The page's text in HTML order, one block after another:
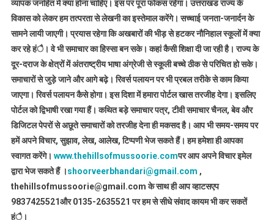
व्यापक जनहित में क्या होना चाहिए। इस पर पूरा फोकस रहेगा। उत्तराखंड राज्य के
विकास को लेकर हम तत्परता से लेखनी का इस्तेमाल करेंगे। सच्चाई जनता-जनार्दन के
सामने लायी जाएगी। प्रयास रहेगा कि अखबारों की भीड़ से हटकर नौनिहाल स्कूलों में क्या
कर रहे हंै। वे भी समाचार का हिस्सा बन सके। कहां कैसी शिक्षा दी जा रही है। राज्य के
दूर-दराज के क्षेत्रों में अंतराष्ट्रीय भाषा अंग्रेजी से स्कूली बच्चे ठीक से परिचित हो सके।
समाचारों से जुड़े जाने और आगे बढ़े। रिवर्स पलायन पर भी प्रबल तरीके से काम किया
जाएगा। रिवर्स पलायन कैसे होगा। इस दिशा में हमारा पोर्टल खास तरजीह देगा। इसलिए
पोर्टल को द्विभाषी रखा गया हैं। कथित बड़े समाचार पत्र, टीवी समाचार चैनल, बेव और
डिजिटल पेपरों से अछूते समाचारों को तरजीह देना ही मकसद है। आप भी समय-समय पर
हमें अपने विचार, सुझाव, लेख, आलेख, टिप्पणी भेज सकते हैं। हम हमेशा ही आपका
स्वागत करेंगे। www.thehillsofmussoorie.comपर आप अपने विचार इमेल
द्वारा भेज सकते हैं ।shoorveerbhandari@gmail.com ,
thehillsofmussoorie@gmail.com के साथ ही आप व्हाटसएप
9837425521और 0135-2635521 पर हम से सीधे संवाद कायम भी कर सकतें
हंै।